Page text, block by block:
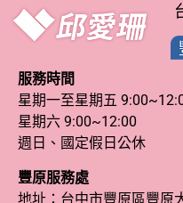
服務時間
星期一至星期五
星期六 9:00~12:00
週日、國定假日公休
豐原服務處
地址：台中市豐原區豐原